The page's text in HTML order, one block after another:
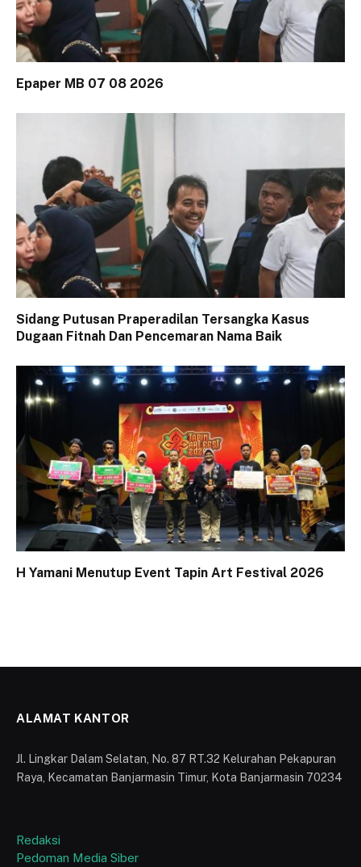
Epaper MB 07 08 2026
Sidang Putusan Praperadilan Tersangka Kasus
Dugaan Fitnah Dan Pencemaran Nama Baik
H Yamani Menutup Event Tapin Art Festival 2026
ALAMAT KANTOR
Jl. Lingkar Dalam Selatan, No. 87 RT.32 Kelurahan Pekapuran
Raya, Kecamatan Banjarmasin Timur, Kota Banjarmasin 70234
Redaksi
Pedoman Media Siber